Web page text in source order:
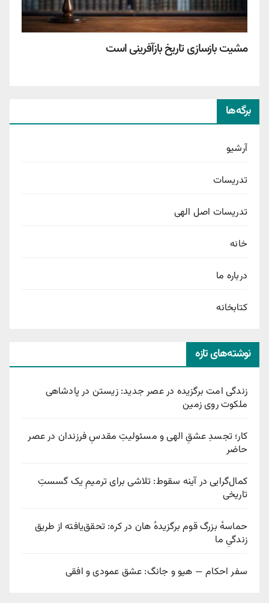
مشیت بازسازی تاریخ بازآفرینی است
برگه‌ها
آرشیو
تدریسات
تدریسات اصل الهی
خانه
درباره ما
کتابخانه
نوشته‌های تازه
زندگی امت برگزیده در عصر جدید: زیستن در پادشاهی
ملکوت روی زمین
کار؛ تجسدِ عشقِ الهی و مسئولیتِ مقدسِ فرزندان در عصر
حاضر
کمال‌گرایی در آینه سقوط: تلاشی برای ترمیمِ یک گسستِ
تاریخی
حماسهٔ بزرگ قوم برگزیدهٔ هان در کره: تحقق‌یافته از طریق
زندگیِ ما
سفر احکام — هیو و جانگ: عشق عمودی و افقی